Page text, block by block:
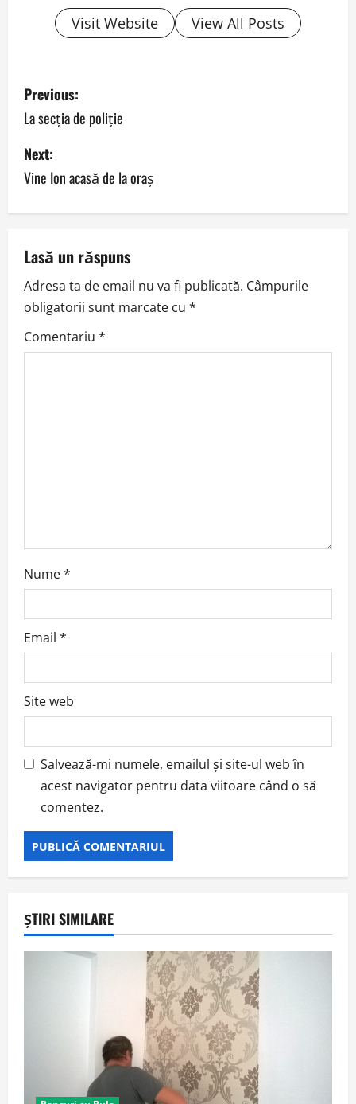
Visit Website View All Posts
P
o
s
t
n
a
v
i
g
Previous:
La secţia de poliţie
Next:
Vine Ion acasă de la oraş
Lasă un răspuns
Adresa ta de email nu va fi publicată. Câmpurile
obligatorii sunt marcate cu *
Comentariu *
Nume*
Email *
Site web
Salvează-mi numele, emailul și site-ul web în
acest navigator pentru data viitoare când o să
comentez.
ȘTIRI SIMILARE